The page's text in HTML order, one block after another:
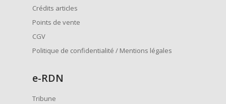
Crédits articles
Points de vente
CGV
Politique de confidentialité / Mentions légales
e-RDN
Tribune